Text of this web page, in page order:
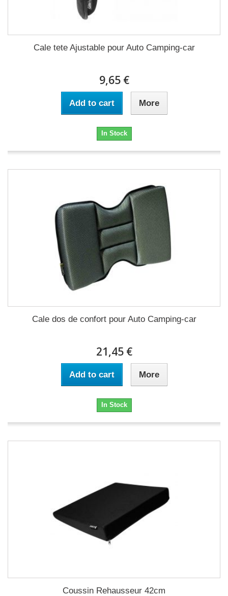
Cale tete Ajustable pour Auto Camping-car
9,65 €
Add to cart More
In Stock
Cale dos de confort pour Auto Camping-car
21,45 €
Add to cart More
In Stock
Coussin Rehausseur 42cm